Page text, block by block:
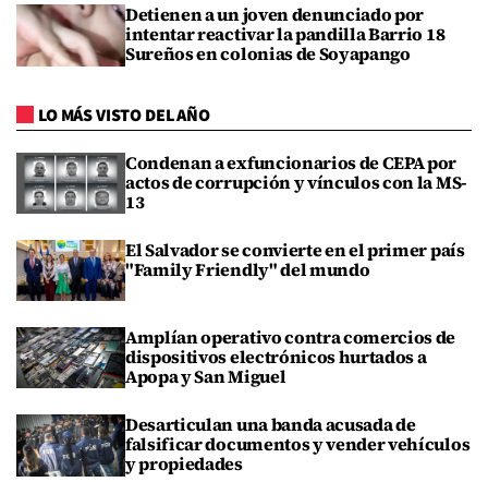
Detienen a un joven denunciado por
intentar reactivar la pandilla Barrio 18
Sureños en colonias de Soyapango
LO MÁS VISTO DEL AÑO
Condenan a exfuncionarios de CEPA por
actos de corrupción y vínculos con la MS-
13
El Salvador se convierte en el primer país
"Family Friendly" del mundo
Amplían operativo contra comercios de
dispositivos electrónicos hurtados a
Apopa y San Miguel
Desarticulan una banda acusada de
falsificar documentos y vender vehículos
y propiedades